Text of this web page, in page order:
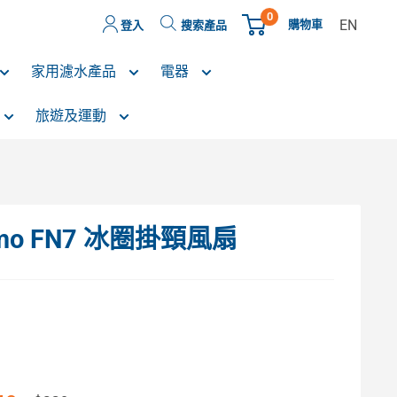
登入 搜索產品
0
購物車 EN
家用濾水產品 電器
旅遊及運動
FN7 冰圈掛頸風扇